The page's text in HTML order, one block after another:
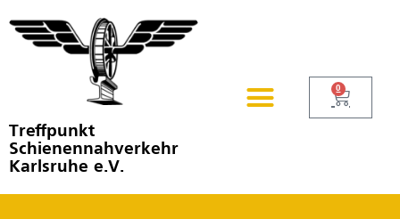
Treffpunkt
Schienennahverkehr
Karlsruhe e.V.
0